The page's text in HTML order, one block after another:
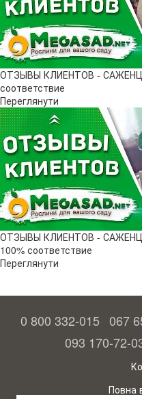
ОТЗЫВЫ КЛИЕНТОВ -
соответствие
Переглянути
ОТЗЫВЫ КЛИЕНТОВ -
100% соответствие
Переглянути
0 800 332-015 067
093 170-72-
Повна